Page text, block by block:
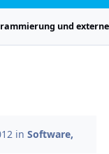
und
inSoftware,